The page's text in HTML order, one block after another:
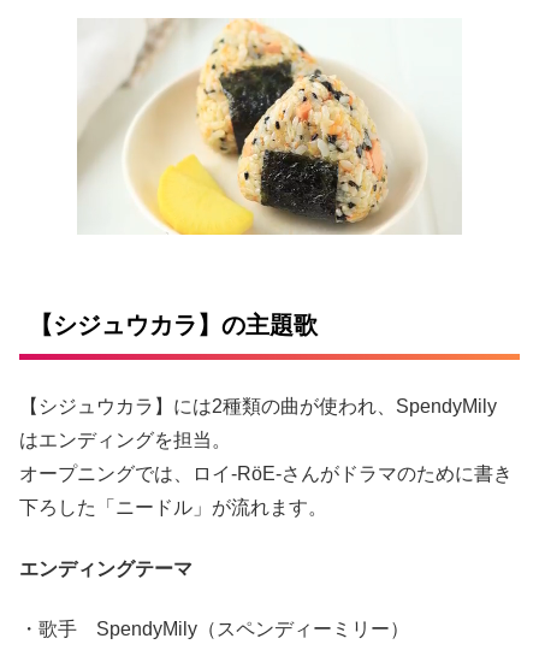
【シジュウカラ】の主題歌
【シジュウカラ】には2種類の曲が使われ、SpendyMily
はエンディングを担当。
オープニングでは、ロイ-RöE-さんがドラマのために書き
下ろした「ニードル」が流れます。
エンディングテーマ
・歌手 SpendyMily（スペンディーミリー）